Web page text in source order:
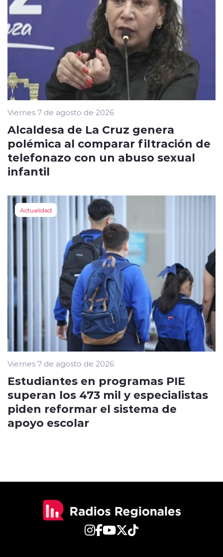
Viernes 7 de agosto de 2026
Alcaldesa de La Cruz genera
polémica al comparar filtración de
telefonazo con un abuso sexual
infantil
Actualidad
Viernes 7 de agosto de 2026
Estudiantes en programas PIE
superan los 473 mil y especialistas
piden reformar el sistema de
apoyo escolar